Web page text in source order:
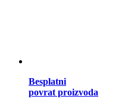
Besplatni
povrat proizvoda